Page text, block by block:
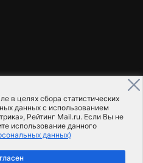
в целях сбора статистических
данных с использованием
Рейтинг Mail.ru. Если Вы не
использование данного
данных)
МедиаПоток
Пользовательское соглашение
данных